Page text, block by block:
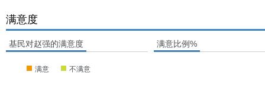
满意度
基民对赵强的满意度
满意 不满意
满意比例%